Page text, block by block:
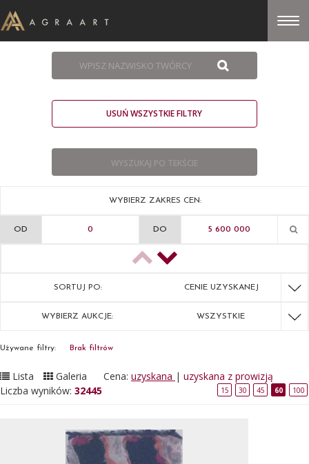
USUŃ WSZYSTKIE FILTRY
WYBIERZ ZAKRES CEN:
OD DO
SORTUJ PO: CENIE UZYSKANEJ
WYBIERZ AUKCJE: WSZYSTKIE
Używane filtry: Brak filtrów
Lista Galeria Cena: uzyskana | uzyskana z prowizją
Liczba wyników: 32445 15 30 45 60 100